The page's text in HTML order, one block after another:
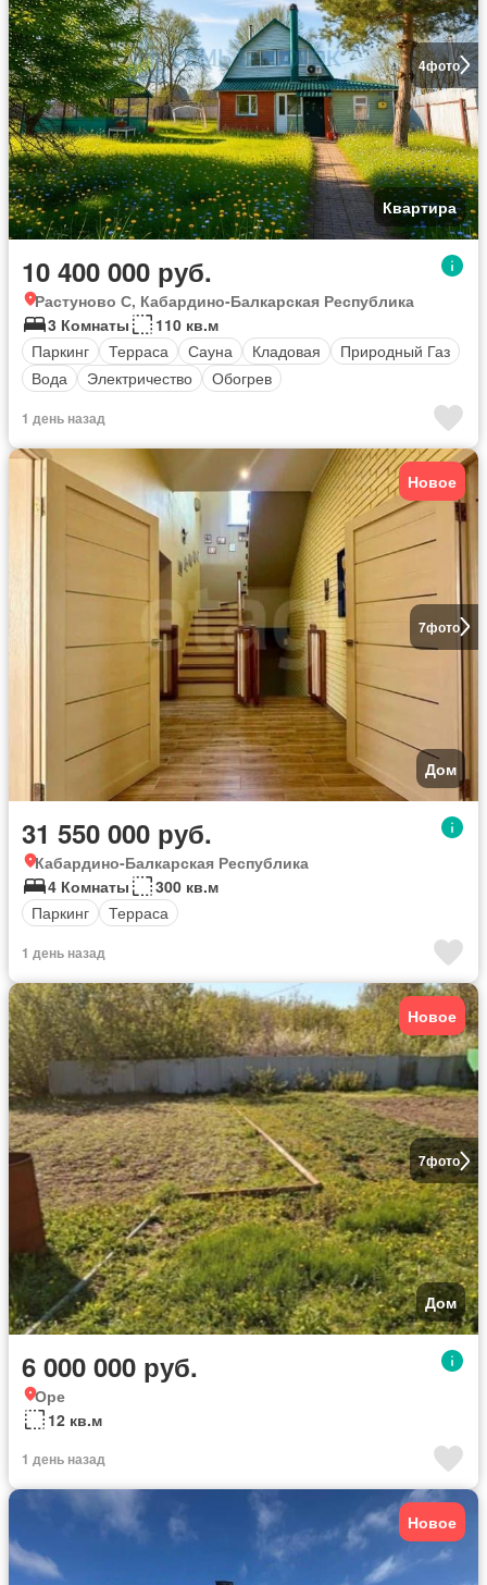
4фото
Квартира
10 400 000 руб.
Растуново С, Кабардино-Балкарская Республика
3 Комнаты
110 кв.м
Паркинг
Терраса Сауна Кладовая
Природный Газ
Вода
Электричество Обогрев
1 день назад
7фото
Новое
Дом
31 550 000 руб.
Кабардино-Балкарская Республика
4 Комнаты
300 кв.м
Паркинг
Терраса
1 день назад
7фото
Новое
Дом
6 000 000 руб.
Оре
12 кв.м
1 день назад
Новое